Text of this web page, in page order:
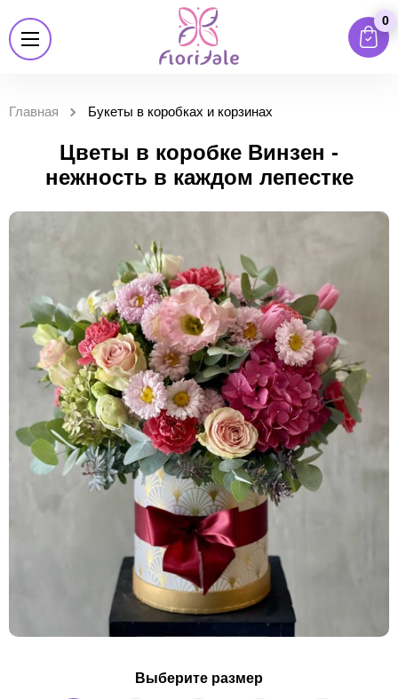
0
Главная Букеты в коробках и корзинах
Цветы в коробке Винзен -
нежность в каждом лепестке
Выберите размер